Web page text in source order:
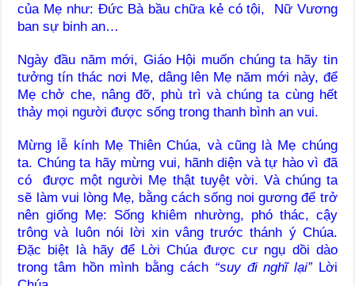
của Mẹ như: Đức Bà bầu chữa kẻ có tội, Nữ Vương
ban sự binh an…
Ngày đầu năm mới, Giáo Hội muốn chúng ta hãy tin
tưởng tín thác nơi Mẹ, dâng lên Mẹ năm mới này, để
Mẹ chở che, nâng đỡ, phù trì và chúng ta cùng hết
thảy mọi người được sống trong thanh bình an vui.
Mừng lễ kính Mẹ Thiên Chúa, và cũng là Mẹ chúng
ta. Chúng ta hãy mừng vui, hãnh diện và tự hào vì đã
có được một người Mẹ thật tuyệt vời. Và chúng ta
sẽ làm vui lòng Mẹ, bằng cách sống noi gương để trở
nên giống Mẹ: Sống khiêm nhường, phó thác, cậy
trông và luôn nói lời xin vâng trước thánh ý Chúa.
Đặc biệt là hãy để Lời Chúa được cư ngụ dồi dào
trong tâm hồn mình bằng cách “suy đi nghĩ lại” Lời